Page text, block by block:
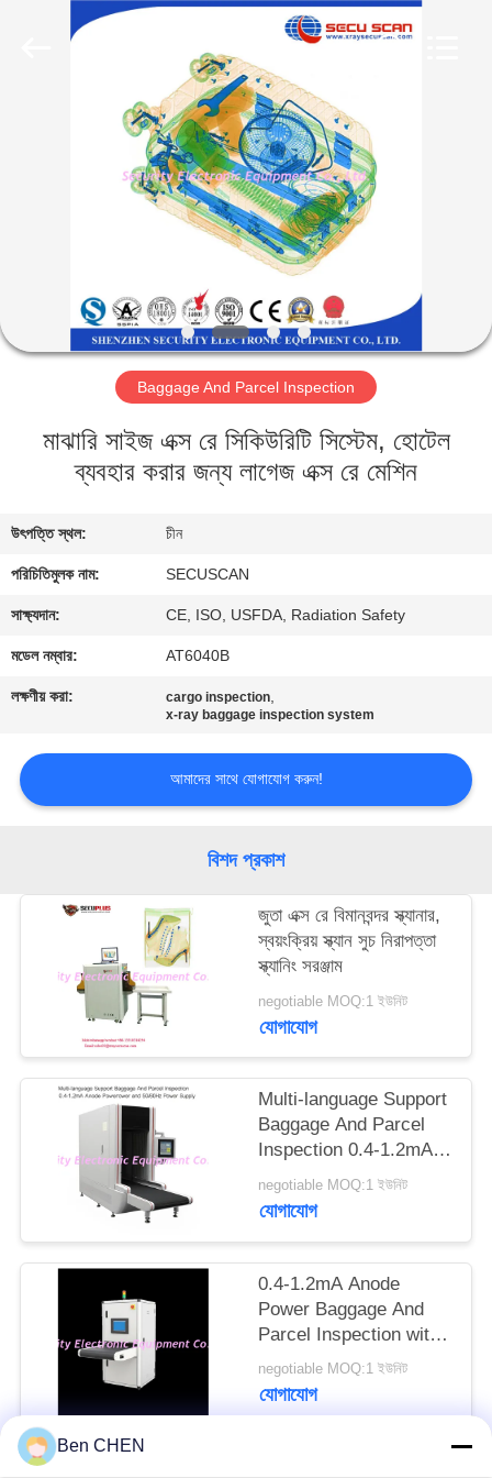
কারখানা
যোগাযোগ
করুন
খবর
উদ্ধৃতির
জন্য
সাইট
PRIVACY
POLICY
ELECTRONIC
EQUIPMENT
Baggage And Parcel Inspection
মাঝারি সাইজ এক্স রে সিকিউরিটি সিস্টেম, হোটেল
ব্যবহার করার জন্য লাগেজ এক্স রে মেশিন
উৎপত্তি স্থল: চীন
পরিচিতিমুলক নাম: SECUSCAN
সাক্ষ্যদান: CE, ISO, USFDA, Radiation Safety
মডেল নম্বার: AT6040B
লক্ষণীয় করা: cargo inspection,
x-ray baggage inspection system
আমাদের সাথে যোগাযোগ করুন!
বিশদ প্রকাশ
জুতা এক্স রে বিমানবন্দর স্ক্যানার,
স্বয়ংক্রিয় স্ক্যান সুচ নিরাপত্তা
স্ক্যানিং সরঞ্জাম
negotiable MOQ:1 ইউনিট
যোগাযোগ
Multi-language Support
Baggage And Parcel
Inspection 0.4-1.2mA
Anode Power and
50/60Hz Power Supply
negotiable MOQ:1 ইউনিট
যোগাযোগ
0.4-1.2mA Anode
Power Baggage And
Parcel Inspection with
Multi-language
Software Interface and
negotiable MOQ:1 ইউনিট
যোগাযোগ
Ben CHEN